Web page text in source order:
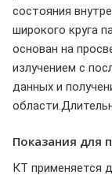
состояния
широкого круга
основан на
излучением с
данных и
Показания для
КТ применяется